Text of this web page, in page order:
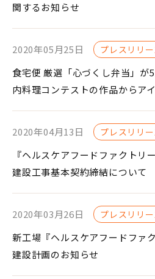
関するお知らせ
2020年05月25日 プレスリリ
食宅便 厳選「心づくし弁当」が
内料理コンテストの作品からア
2020年04月13日 プレスリリ
『ヘルスケアフードファクトリ
建設工事基本契約締結について
2020年03月26日 プレスリリ
新工場『ヘルスケアフードファ
建設計画のお知らせ